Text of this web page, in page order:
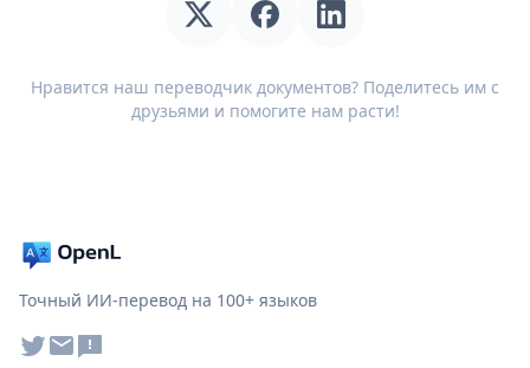
Нравится наш переводчик документов? Поделитесь им с
друзьями и помогите нам расти!
Точный ИИ-перевод на 100+ языков